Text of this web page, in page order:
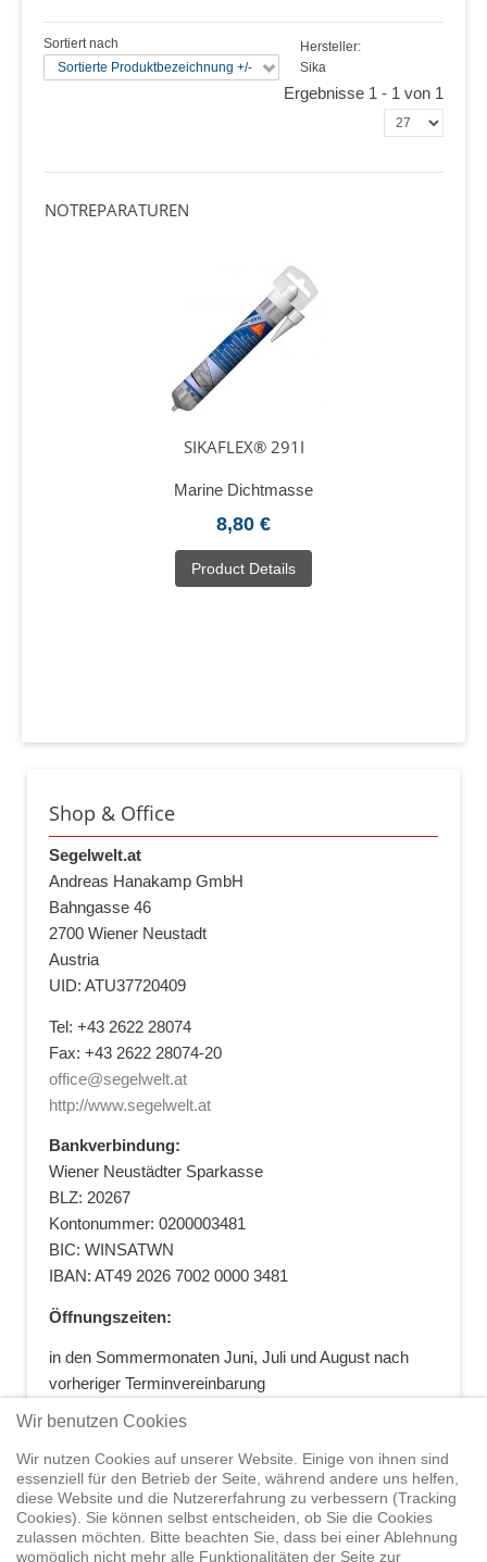
Sortiert nach
Sortierte Produktbezeichnung +/-
Hersteller:
Sika
Ergebnisse 1 - 1 von 1
NOTREPARATUREN
SIKAFLEX® 291I
Marine Dichtmasse
8,80 €
Product Details
Shop & Office
Segelwelt.at
Andreas Hanakamp GmbH
Bahngasse 46
2700 Wiener Neustadt
Austria
UID: ATU37720409
Tel: +43 2622 28074
Fax: +43 2622 28074-20
office@segelwelt.at
http://www.segelwelt.at
Bankverbindung:
Wiener Neustädter Sparkasse
BLZ: 20267
Kontonummer: 0200003481
BIC: WINSATWN
IBAN: AT49 2026 7002 0000 3481
Öffnungszeiten:
in den Sommermonaten Juni, Juli und August nach
vorheriger Terminvereinbarung
Home Shop Trainings Segeltörns Service
Elvstrøm
Wir benutzen Cookies
Wir nutzen Cookies auf unserer Website. Einige von ihnen sind
essenziell für den Betrieb der Seite, während andere uns helfen,
diese Website und die Nutzererfahrung zu verbessern (Tracking
Cookies). Sie können selbst entscheiden, ob Sie die Cookies
zulassen möchten. Bitte beachten Sie, dass bei einer Ablehnung
womöglich nicht mehr alle Funktionalitäten der Seite zur